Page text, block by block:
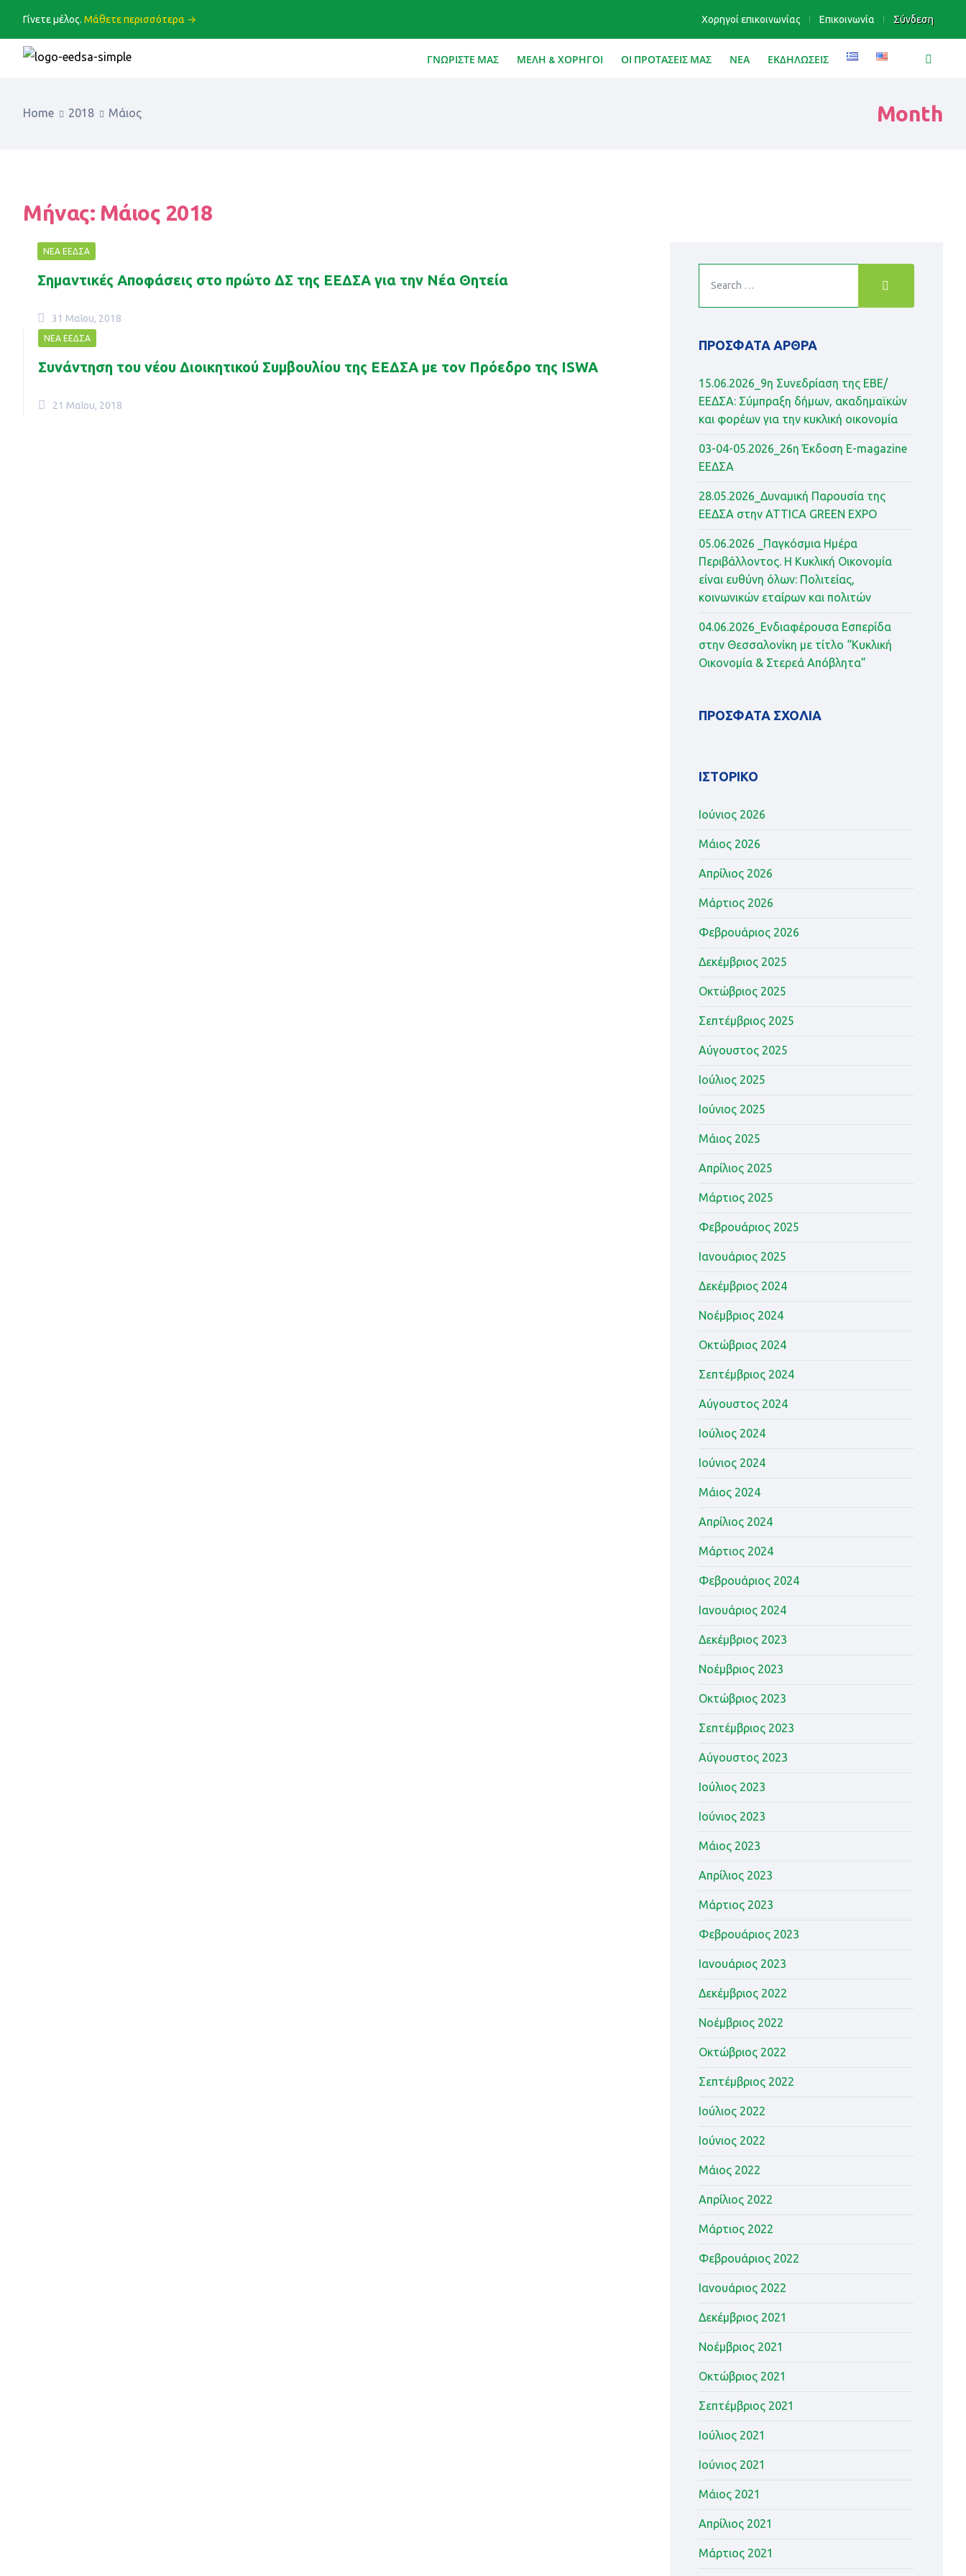
Γίνετε μέλος. Μάθετε περισσότερα → Χορηγοί επικοινωνίας Επικοινωνία Σύνδεση
ΓΝΩΡΙΣΤΕ ΜΑΣ ΜΕΛΗ & ΧΟΡΗΓΟΙ ΟΙ ΠΡΟΤΑΣΕΙΣ ΜΑΣ ΝΕΑ ΕΚΔΗΛΩΣΕΙΣ
Month
Home 2018 Μάιος
Μήνας: Μάιος 2018
ΝΈΑ ΕΕΔΣΑ
Σημαντικές Αποφάσεις στο πρώτο ΔΣ της ΕΕΔΣΑ για την Νέα Θητεία
31 Μαΐου, 2018
ΝΈΑ ΕΕΔΣΑ
Συνάντηση του νέου Διοικητικού Συμβουλίου της ΕΕΔΣΑ με τον Πρόεδρο της ISWA
21 Μαΐου, 2018
ΠΡΌΣΦΑΤΑ ΆΡΘΡΑ
15.06.2026_9η Συνεδρίαση της ΕΒΕ/
ΕΕΔΣΑ: Σύμπραξη δήμων, ακαδημαϊκών
και φορέων για την κυκλική οικονομία
03-04-05.2026_26η Έκδοση Ε-magazine
ΕΕΔΣΑ
28.05.2026_Δυναμική Παρουσία της
ΕΕΔΣΑ στην ATTICA GREEN EXPO
05.06.2026 _Παγκόσμια Ημέρα
Περιβάλλοντος. Η Κυκλική Οικονομία
είναι ευθύνη όλων: Πολιτείας,
κοινωνικών εταίρων και πολιτών
04.06.2026_Ενδιαφέρουσα Εσπερίδα
στην Θεσσαλονίκη με τίτλο “Κυκλική
Οικονομία & Στερεά Απόβλητα”
ΠΡΌΣΦΑΤΑ ΣΧΌΛΙΑ
ΙΣΤΟΡΙΚΌ
Ιούνιος 2026
Μάιος 2026
Απρίλιος 2026
Μάρτιος 2026
Φεβρουάριος 2026
Δεκέμβριος 2025
Οκτώβριος 2025
Σεπτέμβριος 2025
Αύγουστος 2025
Ιούλιος 2025
Ιούνιος 2025
Μάιος 2025
Απρίλιος 2025
Μάρτιος 2025
Φεβρουάριος 2025
Ιανουάριος 2025
Δεκέμβριος 2024
Νοέμβριος 2024
Οκτώβριος 2024
Σεπτέμβριος 2024
Αύγουστος 2024
Ιούλιος 2024
Ιούνιος 2024
Μάιος 2024
Απρίλιος 2024
Μάρτιος 2024
Φεβρουάριος 2024
Ιανουάριος 2024
Δεκέμβριος 2023
Νοέμβριος 2023
Οκτώβριος 2023
Σεπτέμβριος 2023
Αύγουστος 2023
Ιούλιος 2023
Ιούνιος 2023
Μάιος 2023
Απρίλιος 2023
Μάρτιος 2023
Φεβρουάριος 2023
Ιανουάριος 2023
Δεκέμβριος 2022
Νοέμβριος 2022
Οκτώβριος 2022
Σεπτέμβριος 2022
Ιούλιος 2022
Ιούνιος 2022
Μάιος 2022
Απρίλιος 2022
Μάρτιος 2022
Φεβρουάριος 2022
Ιανουάριος 2022
Δεκέμβριος 2021
Νοέμβριος 2021
Οκτώβριος 2021
Σεπτέμβριος 2021
Ιούλιος 2021
Ιούνιος 2021
Μάιος 2021
Απρίλιος 2021
Μάρτιος 2021